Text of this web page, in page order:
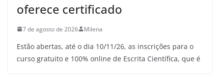
oferece certificado
7 de agosto de 2026 Milena
Estão abertas, até o dia 10/11/26, as inscrições para o
curso gratuito e 100% online de Escrita Científica, que é